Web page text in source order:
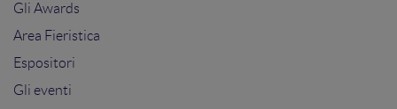
Gli Awards
Area Fieristica
Espositori
Gli eventi